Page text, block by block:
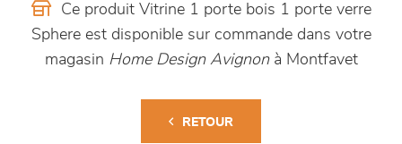
Ce produit Vitrine 1 porte bois 1 porte verre
Sphere est disponible sur commande dans votre
magasin Home Design Avignonà Montfavet
RETOUR